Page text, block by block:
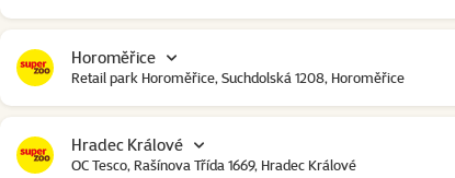
Horoměřice
Retail park Horoměřice, Suchdolská 1208, Horoměřice
Hradec Králové
OC Tesco, Rašínova Třída 1669, Hradec Králové